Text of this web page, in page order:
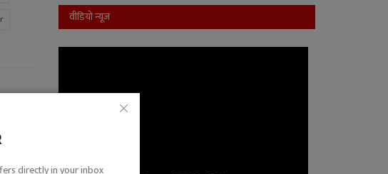
directly in your inbox
वीडियो न्यूज